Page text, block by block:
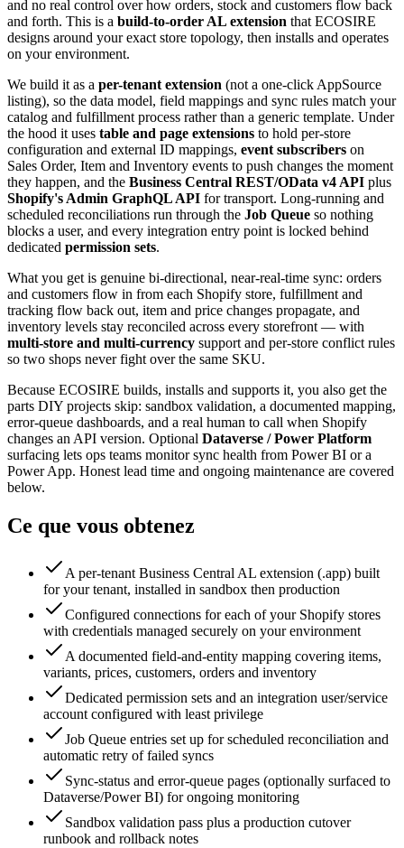
and no real control over how orders, stock and customers flow back
and forth. This is a build-to-order AL extension that ECOSIRE
designs around your exact store topology, then installs and operates
on your environment.
We build it as a per-tenant extension (not a one-click AppSource
listing), so the data model, field mappings and sync rules match your
catalog and fulfillment process rather than a generic template. Under
the hood it uses table and page extensions to hold per-store
configuration and external ID mappings, event subscribers on
Sales Order, Item and Inventory events to push changes the moment
they happen, and the Business Central REST/OData v4 API plus
Shopify's Admin GraphQL API for transport. Long-running and
scheduled reconciliations run through the Job Queue so nothing
blocks a user, and every integration entry point is locked behind
dedicated permission sets.
What you get is genuine bi-directional, near-real-time sync: orders
and customers flow in from each Shopify store, fulfillment and
tracking flow back out, item and price changes propagate, and
inventory levels stay reconciled across every storefront — with
multi-store and multi-currency support and per-store conflict rules
so two shops never fight over the same SKU.
Because ECOSIRE builds, installs and supports it, you also get the
parts DIY projects skip: sandbox validation, a documented mapping,
error-queue dashboards, and a real human to call when Shopify
changes an API version. Optional Dataverse / Power Platform
surfacing lets ops teams monitor sync health from Power BI or a
Power App. Honest lead time and ongoing maintenance are covered
below.
Ce que vous obtenez
A per-tenant Business Central AL extension (.app) built
for your tenant, installed in sandbox then production
Configured connections for each of your Shopify stores
with credentials managed securely on your environment
A documented field-and-entity mapping covering items,
variants, prices, customers, orders and inventory
Dedicated permission sets and an integration user/service
account configured with least privilege
Job Queue entries set up for scheduled reconciliation and
automatic retry of failed syncs
Sync-status and error-queue pages (optionally surfaced to
Dataverse/Power BI) for ongoing monitoring
Sandbox validation pass plus a production cutover
runbook and rollback notes